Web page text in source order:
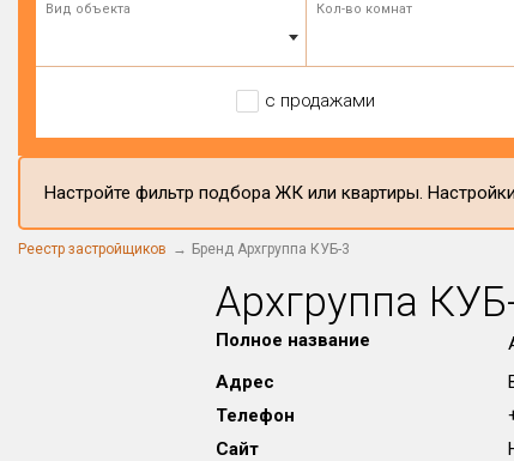
Вид объекта Кол-во комнат
с продажами
Настройте фильтр подбора ЖК или квартиры.
Реестр застройщиков Бренд Архгруппа КУБ-3
Архгруппа
Полное название
Адрес
Телефон
Сайт